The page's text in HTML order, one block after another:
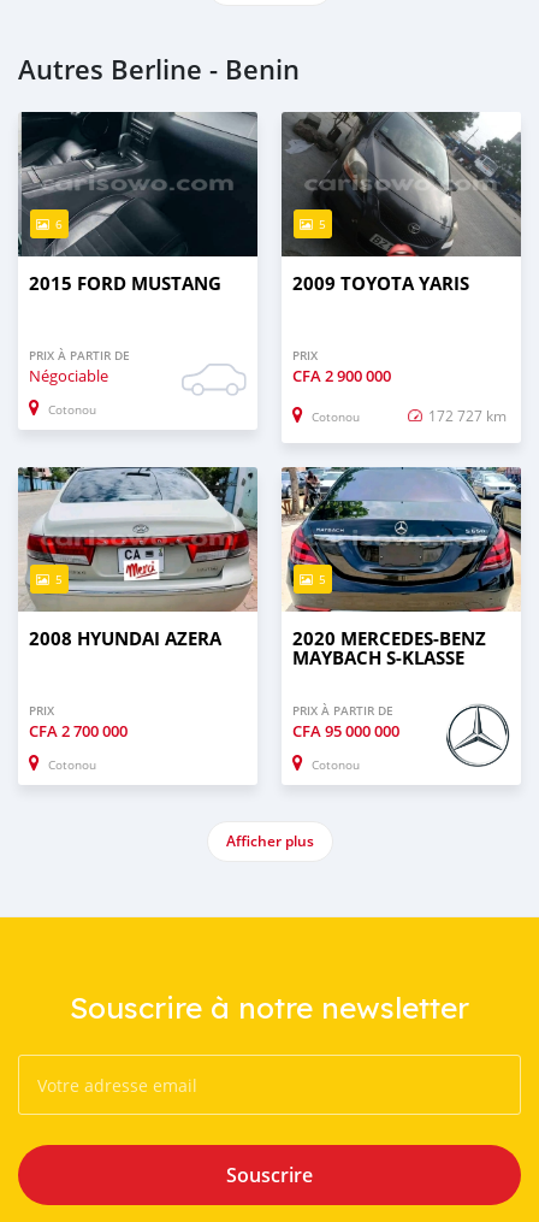
Autres Berline - Benin
6
2015 FORD MUSTANG
PRIX À PARTIR DE
Négociable
Cotonou
5
2009 TOYOTA YARIS
PRIX
CFA2 900 000
Cotonou 172 727 km
5
2008 HYUNDAI AZERA
PRIX
CFA2 700 000
Cotonou
5
2020 MERCEDES-BENZ
MAYBACH S-KLASSE
PRIX À PARTIR DE
CFA95 000 000
Cotonou
Afficher plus
Souscrire à notre newsletter
Souscrire